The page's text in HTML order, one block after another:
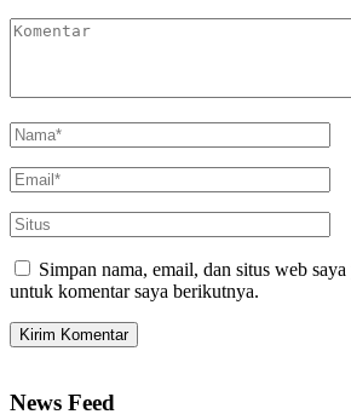
Simpan nama, email, dan situs web
untuk komentar saya berikutnya.
News Feed